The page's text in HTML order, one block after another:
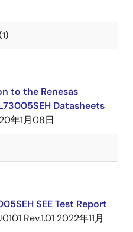
to the Renesas
Datasheets
年1月08日
SEE Test Report
Rev.1.01 2022年11月